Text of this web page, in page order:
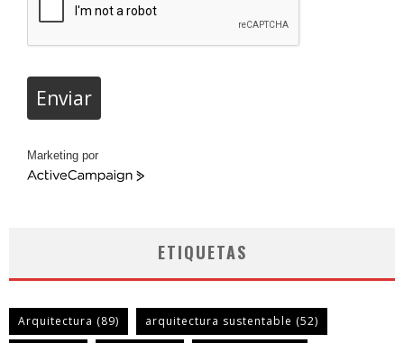
Enviar
Marketing por
ActiveCampaign
ETIQUETAS
Arquitectura (89) arquitectura sustentable (52)